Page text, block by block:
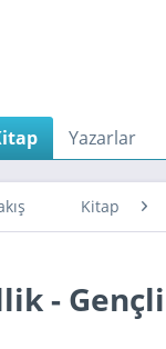
Yazarlar
Kitap
-